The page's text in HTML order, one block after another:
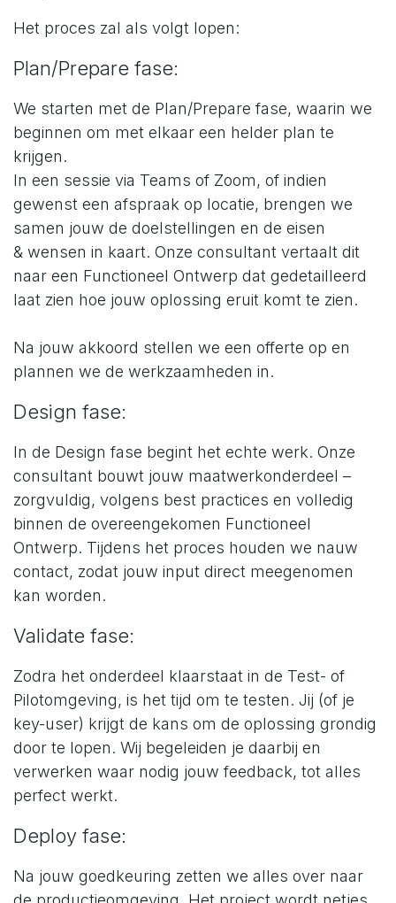
Het proces zal als volgt lopen:
Plan/Prepare fase:
We starten met de Plan/Prepare fase, waarin we
beginnen om met elkaar een helder plan te
krijgen.
In een sessie via Teams of Zoom, of indien
gewenst een afspraak op locatie, brengen we
samen jouw de doelstellingen en de eisen
& wensen in kaart. Onze consultant vertaalt dit
naar een Functioneel Ontwerp dat gedetailleerd
laat zien hoe jouw oplossing eruit komt te zien.
Na jouw akkoord stellen we een offerte op en
plannen we de werkzaamheden in.
Design fase:
In de Design fase begint het echte werk. Onze
consultant bouwt jouw maatwerkonderdeel –
zorgvuldig, volgens best practices en volledig
binnen de overeengekomen Functioneel
Ontwerp. Tijdens het proces houden we nauw
contact, zodat jouw input direct meegenomen
kan worden.
Validate fase:
Zodra het onderdeel klaarstaat in de Test- of
Pilotomgeving, is het tijd om te testen. Jij (of je
key-user) krijgt de kans om de oplossing grondig
door te lopen. Wij begeleiden je daarbij en
verwerken waar nodig jouw feedback, tot alles
perfect werkt.
Deploy fase:
Na jouw goedkeuring zetten we alles over naar